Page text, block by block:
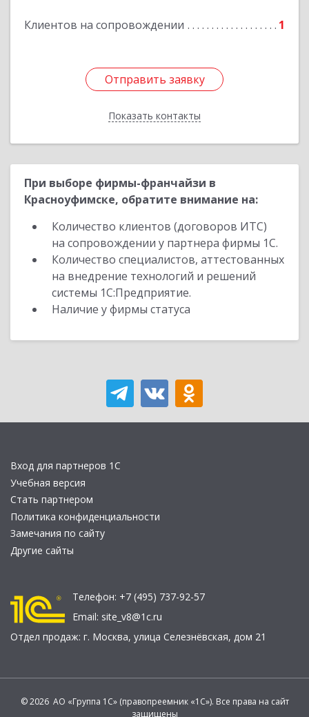
Клиентов на сопровождении 1
Отправить заявку
Показать контакты
Отправить заявку
Назад
При выборе фирмы-франчайзи в
Красноуфимске, обратите внимание на:
Количество клиентов (договоров ИТС)
на сопровождении у партнера фирмы 1С.
Количество специалистов, аттестованных
на внедрение технологий и решений
системы 1С:Предприятие.
Наличие у фирмы статуса
Вход для партнеров 1С
Учебная версия
Стать партнером
Политика конфиденциальности
Замечания по сайту
Другие сайты
Телефон: +7 (495) 737-92-57
Email: site_v8@1c.ru
Отдел продаж: г. Москва, улица Селезнёвская, дом 21
© 2026 АО «Группа 1С» (правопреемник «1С»). Все права на сайт
защищены